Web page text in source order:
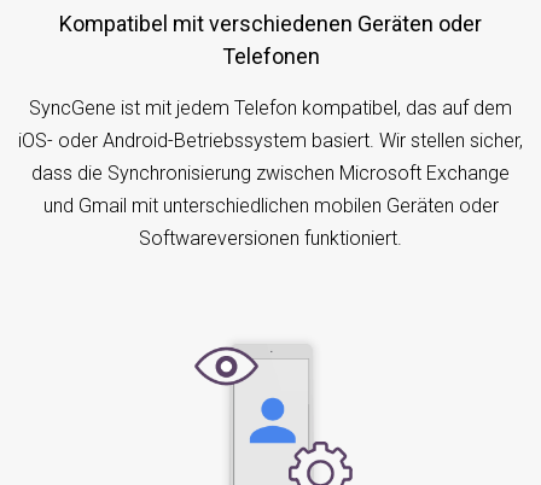
Kompatibel mit verschiedenen Geräten oder
Telefonen
SyncGene ist mit jedem Telefon kompatibel, das auf dem
iOS- oder Android-Betriebssystem basiert. Wir stellen sicher,
dass die Synchronisierung zwischen Microsoft Exchange
und Gmail mit unterschiedlichen mobilen Geräten oder
Softwareversionen funktioniert.